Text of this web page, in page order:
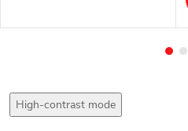
High-contrast mode